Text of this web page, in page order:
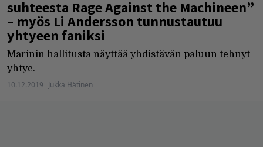
suhteesta Rage Against the Machineen”
– myös Li Andersson tunnustautuu
yhtyeen faniksi
Marinin hallitusta näyttää yhdistävän paluun tehnyt
yhtye.
10.12.2019 Jukka Hätinen